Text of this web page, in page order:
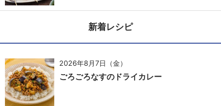
新着レシピ
2026年8月7日（金）
ごろごろなすのドライカレー